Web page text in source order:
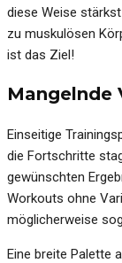
diese Weise
zu muskulösen
ist das Ziel!
Mangelnde
Einseitige
die Fortschritte
gewünschten
Workouts ohne
möglicherweise
Eine breite Palette